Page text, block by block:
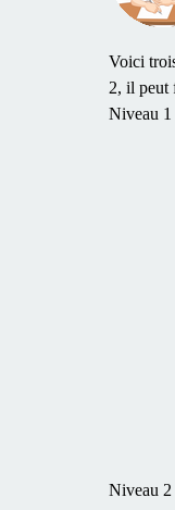
Voici
2, il peut
Niveau 1
Niveau 2